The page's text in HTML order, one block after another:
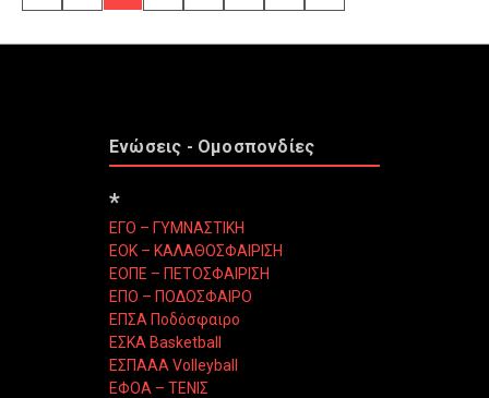
Ενώσεις - Ομοσπονδίες
*
ΕΓΟ – ΓΥΜΝΑΣΤΙΚΗ
ΕΟΚ – ΚΑΛΑΘΟΣΦΑΙΡΙΣΗ
ΕΟΠΕ – ΠΕΤΟΣΦΑΙΡΙΣΗ
ΕΠΟ – ΠΟΔΟΣΦΑΙΡΟ
ΕΠΣΑ Ποδόσφαιρο
ΕΣΚΑ Basketball
ΕΣΠΑΑΑ Volleyball
ΕΦΟΑ – ΤΕΝΙΣ